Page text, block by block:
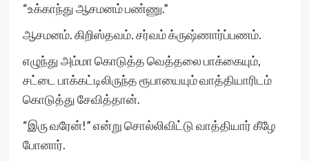
“உக்காந்து ஆசமனம் பண்ணு.”
ஆசமனம். கிறிஸ்தவம். சர்வம் க்ருஷ்ணார்ப்பணம்.
எழுந்து அம்மா கொடுத்த வெத்தலை பாக்கையும்,
சட்டை பாக்கட்டிலிருந்த ரூபாயையும் வாத்தியாரிடம்
கொடுத்து சேவித்தான்.
“இரு வரேன்!” என்று சொல்லிவிட்டு வாத்தியார் கீழே
போனார்.